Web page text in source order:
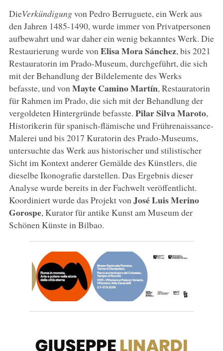
DieVerkündigungvon Pedro Berruguete, ein Werk aus
den Jahren 1485-1490, wurde immer von Privatpersonen
aufbewahrt und war daher ein wenig bekanntes Werk. Die
Restaurierung wurde von Elisa Mora Sánchez, bis 2021
Restauratorin im Prado-Museum, durchgeführt, die sich
mit der Behandlung der Bildelemente des Werks
befasste, und von Mayte Camino Martín, Restauratorin
für Rahmen im Prado, die sich mit der Behandlung der
vergoldeten Hintergründe befasste. Pilar Silva Maroto,
Historikerin für spanisch-flämische und Frührenaissance-
Malerei und bis 2017 Kuratorin des Prado-Museums,
untersuchte das Werk aus historischer und stilistischer
Sicht im Kontext anderer Gemälde des Künstlers, die
dieselbe Ikonografie darstellen. Das Ergebnis dieser
Analyse wurde bereits in der Fachwelt veröffentlicht.
Koordiniert wurde das Projekt von José Luis Merino
Gorospe, Kurator für antike Kunst am Museum der
Schönen Künste in Bilbao.